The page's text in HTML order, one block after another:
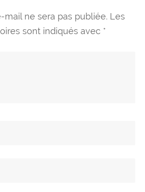
mail ne sera pas publiée. Les
sont indiqués avec *